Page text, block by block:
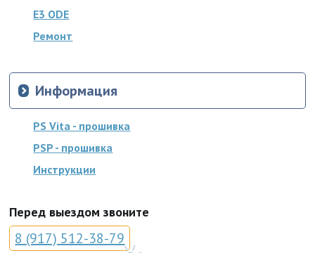
E3 ODE
Ремонт
Информация
PS Vita - прошивка
PSP - прошивка
Инструкции
Перед выездом звоните
8 (917) 512-38-79